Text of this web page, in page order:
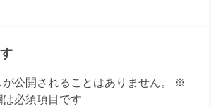
公開されることはありません。
※
必須項目です